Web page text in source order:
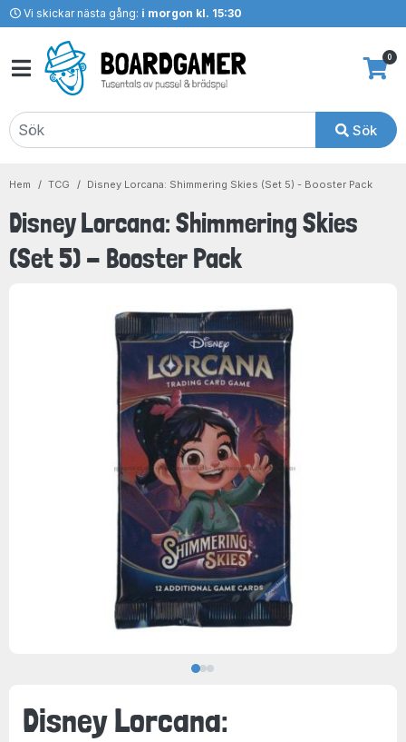
Vi skickar nästa gång: i morgon kl. 15:30
Sök
0
Hem TCG Disney Lorcana: Shimmering Skies (Set 5) - Booster Pack
Disney Lorcana: Shimmering Skies
(Set 5) - Booster Pack
Disney Lorcana: